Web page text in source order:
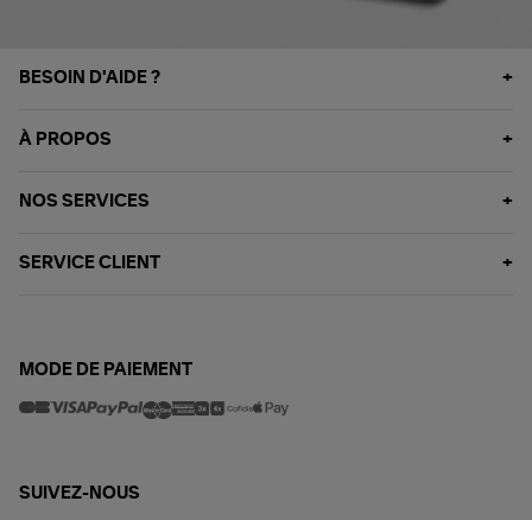
BESOIN D'AIDE ?
À PROPOS
NOS SERVICES
SERVICE CLIENT
MODE DE PAIEMENT
SUIVEZ-NOUS